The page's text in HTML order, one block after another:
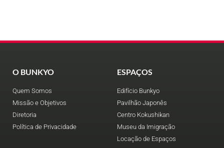
O BUNKYO
Quem Somos
Missão e Objetivos
Diretoria
Política de Privacidade
ESPAÇOS
Edifício Bunkyo
Pavilhão Japonês
Centro Kokushikan
Museu da Imigração
Locação de Espaços